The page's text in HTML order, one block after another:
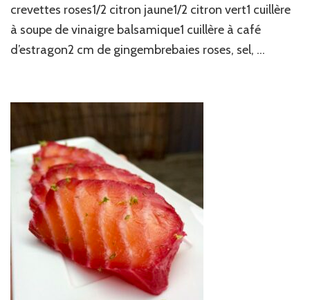
crevettes roses1/2 citron jaune1/2 citron vert1 cuillère
à soupe de vinaigre balsamique1 cuillère à café
d’estragon2 cm de gingembrebaies roses, sel, …